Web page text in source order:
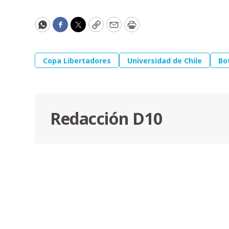
WhatsApp
Facebook
Twitter
CopyEmailPrint
Copa Libertadores Universidad de Chile
Redacción D10